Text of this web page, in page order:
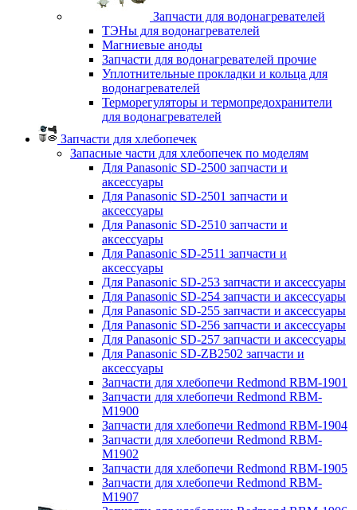
Запчасти для водонагревателей
ТЭНы для водонагревателей
Магниевые аноды
Запчасти для водонагревателей прочие
Уплотнительные прокладки и кольца для
водонагревателей
Терморегуляторы и термопредохранители
для водонагревателей
Запчасти для хлебопечек
Запасные части для хлебопечек по моделям
Для Panasonic SD-2500 запчасти и
аксессуары
Для Panasonic SD-2501 запчасти и
аксессуары
Для Panasonic SD-2510 запчасти и
аксессуары
Для Panasonic SD-2511 запчасти и
аксессуары
Для Panasonic SD-253 запчасти и аксессуары
Для Panasonic SD-254 запчасти и аксессуары
Для Panasonic SD-255 запчасти и аксессуары
Для Panasonic SD-256 запчасти и аксессуары
Для Panasonic SD-257 запчасти и аксессуары
Для Panasonic SD-ZB2502 запчасти и
аксессуары
Запчасти для хлебопечи Redmond RBM-1901
Запчасти для хлебопечи Redmond RBM-
M1900
Запчасти для хлебопечи Redmond RBM-1904
Запчасти для хлебопечи Redmond RBM-
M1902
Запчасти для хлебопечи Redmond RBM-1905
Запчасти для хлебопечи Redmond RBM-
M1907